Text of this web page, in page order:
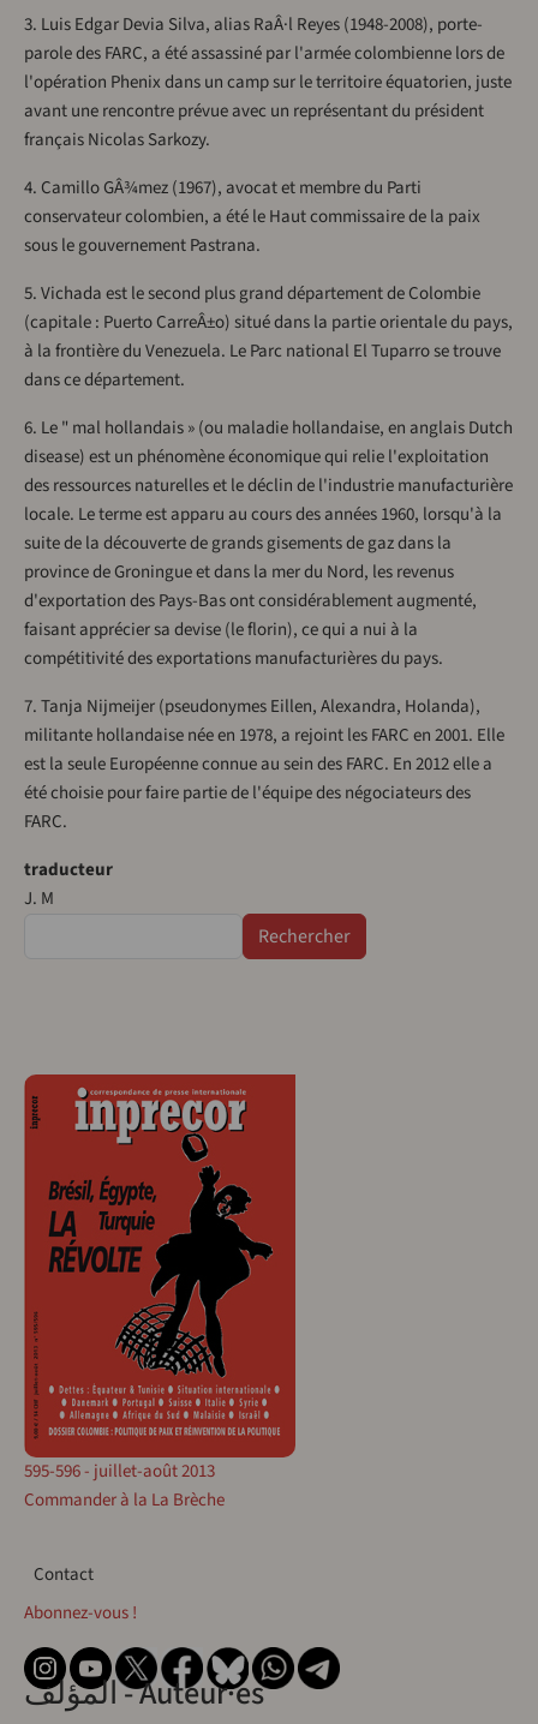
3. Luis Edgar Devia Silva, alias RaÂ·l Reyes (1948-2008), porte-
parole des FARC, a été assassiné par l'armée colombienne lors de
l'opération Phenix dans un camp sur le territoire équatorien, juste
avant une rencontre prévue avec un représentant du président
français Nicolas Sarkozy.
4. Camillo GÂ¾mez (1967), avocat et membre du Parti
conservateur colombien, a été le Haut commissaire de la paix
sous le gouvernement Pastrana.
5. Vichada est le second plus grand département de Colombie
(capitale : Puerto CarreÂ±o) situé dans la partie orientale du pays,
à la frontière du Venezuela. Le Parc national El Tuparro se trouve
dans ce département.
6. Le " mal hollandais » (ou maladie hollandaise, en anglais Dutch
disease) est un phénomène économique qui relie l'exploitation
des ressources naturelles et le déclin de l'industrie manufacturière
locale. Le terme est apparu au cours des années 1960, lorsqu'à la
suite de la découverte de grands gisements de gaz dans la
province de Groningue et dans la mer du Nord, les revenus
d'exportation des Pays-Bas ont considérablement augmenté,
faisant apprécier sa devise (le florin), ce qui a nui à la
compétitivité des exportations manufacturières du pays.
7. Tanja Nijmeijer (pseudonymes Eillen, Alexandra, Holanda),
militante hollandaise née en 1978, a rejoint les FARC en 2001. Elle
est la seule Européenne connue au sein des FARC. En 2012 elle a
été choisie pour faire partie de l'équipe des négociateurs des
FARC.
traducteur
J. M
595-596 - juillet-août 2013
Commander à la La Brèche
Contact
Contact
Abonnez-vous !
المؤلف - Auteur·es